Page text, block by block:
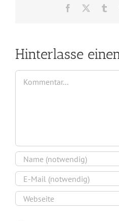
Facebook
Hinterlasse
Kommentar